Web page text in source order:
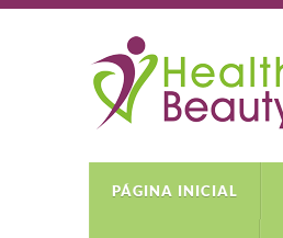
PÁGINA INICIAL